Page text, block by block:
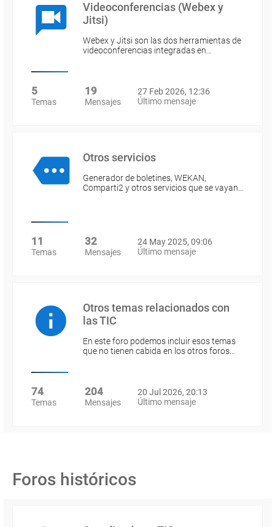
Videoconferencias (Webex y
Jitsi)
Webex y Jitsi son las dos herramientas de
videoconferencias integradas en…
5
Temas
19
Mensajes
27 Feb 2026, 12:36
Último mensaje
Otros servicios
Generador de boletines, WEKAN,
Comparti2 y otros servicios que se vayan…
11
Temas
32
Mensajes
24 May 2025, 09:06
Último mensaje
Otros temas relacionados con
las TIC
En este foro podemos incluir esos temas
que no tienen cabida en los otros foros…
74
Temas
204
Mensajes
20 Jul 2026, 20:13
Último mensaje
Foros históricos